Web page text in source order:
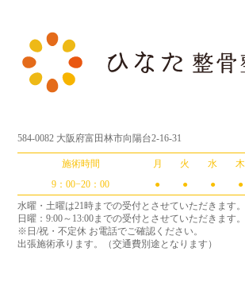
584-0082 大阪府富田林市向陽台2-16-31
施術時間 月 火 水 木
9：00−20：00
● ● ● ●
水曜・土曜は21時までの受付とさせていただきます。
日曜：9:00～13:00までの受付とさせていただきます。
※日/祝・不定休 お電話でご確認ください。
出張施術承ります。（交通費別途となります）